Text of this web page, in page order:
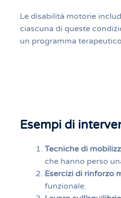
Le disabilità motorie
ciascuna di queste
un programma
Esempi di
Tecniche di
che hanno perso
Esercizi di rinforzo
funzionale.